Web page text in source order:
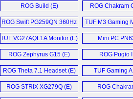
ROG Build (E) ROG Chakram
ROG Swift PG259QN 360Hz
Monitor (E)
TUF M3 Gaming
TUF VG27AQL1A Monitor (E) Mini PC
ROG Zephyrus G15 (E) ROG Pugio
ROG Theta 7.1 Headset (E) TUF Gaming
ROG STRIX XG279Q (E) ROG